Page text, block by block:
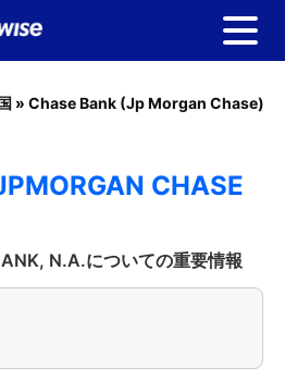
» Chase Bank (Jp Morgan Chase)
CHASE
N.A.についての重要情報